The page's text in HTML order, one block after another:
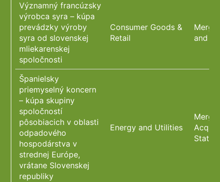
Významný francúzsky
výrobca syra – kúpa
prevádzky výroby
syra od slovenskej
mliekarenskej
spoločnosti
Consumer Goods &
Retail
and
Španielsky
priemyselný koncern
– kúpa skupiny
spoločností
pôsobiacich v oblasti
odpadového
hospodárstva v
strednej Európe,
vrátane Slovenskej
republiky
Energy and Utilities
State